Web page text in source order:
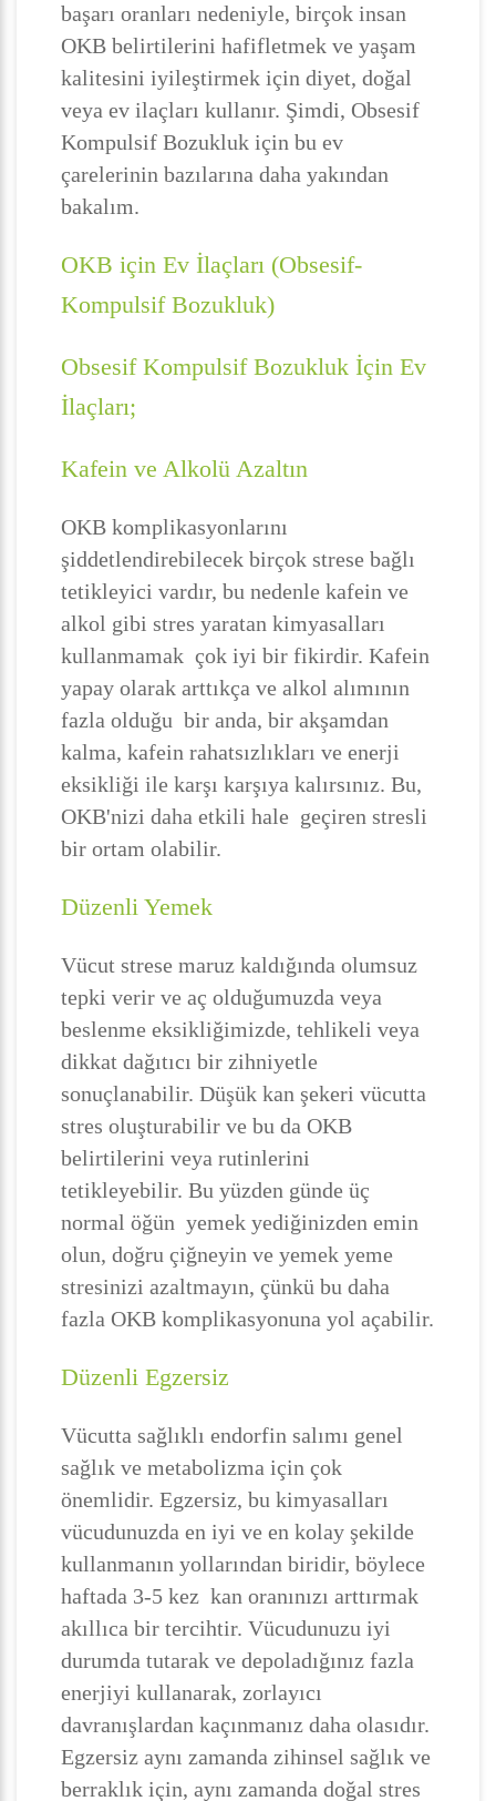
başarı oranları nedeniyle, birçok insan
OKB belirtilerini hafifletmek ve yaşam
kalitesini iyileştirmek için diyet, doğal
veya ev ilaçları kullanır. Şimdi, Obsesif
Kompulsif Bozukluk için bu ev
çarelerinin bazılarına daha yakından
bakalım.
OKB için Ev İlaçları (Obsesif-
Kompulsif Bozukluk)
Obsesif Kompulsif Bozukluk İçin Ev
İlaçları;
Kafein ve Alkolü Azaltın
OKB komplikasyonlarını
şiddetlendirebilecek birçok strese bağlı
tetikleyici vardır, bu nedenle kafein ve
alkol gibi stres yaratan kimyasalları
kullanmamak çok iyi bir fikirdir. Kafein
yapay olarak arttıkça ve alkol alımının
fazla olduğu bir anda, bir akşamdan
kalma, kafein rahatsızlıkları ve enerji
eksikliği ile karşı karşıya kalırsınız. Bu,
OKB'nizi daha etkili hale geçiren stresli
bir ortam olabilir.
Düzenli Yemek
Vücut strese maruz kaldığında olumsuz
tepki verir ve aç olduğumuzda veya
beslenme eksikliğimizde, tehlikeli veya
dikkat dağıtıcı bir zihniyetle
sonuçlanabilir. Düşük kan şekeri vücutta
stres oluşturabilir ve bu da OKB
belirtilerini veya rutinlerini
tetikleyebilir. Bu yüzden günde üç
normal öğün yemek yediğinizden emin
olun, doğru çiğneyin ve yemek yeme
stresinizi azaltmayın, çünkü bu daha
fazla OKB komplikasyonuna yol açabilir.
Düzenli Egzersiz
Vücutta sağlıklı endorfin salımı genel
sağlık ve metabolizma için çok
önemlidir. Egzersiz, bu kimyasalları
vücudunuzda en iyi ve en kolay şekilde
kullanmanın yollarından biridir, böylece
haftada 3-5 kez kan oranınızı arttırmak
akıllıca bir tercihtir. Vücudunuzu iyi
durumda tutarak ve depoladığınız fazla
enerjiyi kullanarak, zorlayıcı
davranışlardan kaçınmanız daha olasıdır.
Egzersiz aynı zamanda zihinsel sağlık ve
berraklık için, aynı zamanda doğal stres